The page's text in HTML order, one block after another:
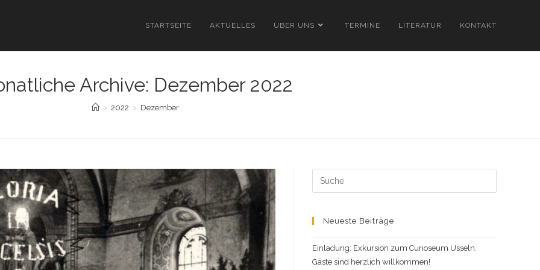
STARTSEITE AKTUELLES ÜBER UNS TERMINE LITERATUR KONTAKT
Archive: Dezember 2022
> 2022 > Dezember
Search
this
Neueste Beiträge
Einladung: Exkursion zum Curioseum Usseln.
Gäste sind herzlich willkommen!